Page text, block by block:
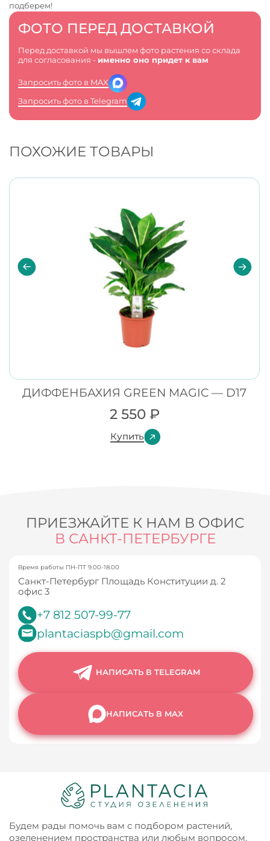
ФОТО ПЕРЕД ДОСТАВКОЙ
Перед доставкой мы вышлем фото растения со склада
для согласования - именно оно придет к вам
Запросить фото в MAX
Запросить фото в Telegram
подберем!
ПОХОЖИЕ ТОВАРЫ
ДИФФЕНБАХИЯ GREEN MAGIC — D17
2 550 ₽
Купить
ПРИЕЗЖАЙТЕ К НАМ В ОФИС
В САНКТ-ПЕТЕРБУРГЕ
Время работы ПН-ПТ 9.00-18.00
Санкт-Петербург Площадь Конституции д. 2
офис 3
+7 812 507-99-77
plantaciaspb@gmail.com
НАПИСАТЬ В TELEGRAM
НАПИСАТЬ В MAX
Будем рады помочь вам с подбором растений,
озеленением пространства или любым вопросом,